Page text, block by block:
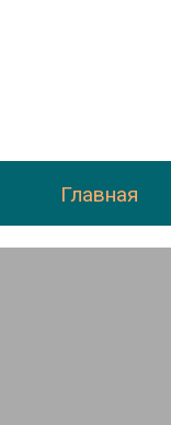
Главная